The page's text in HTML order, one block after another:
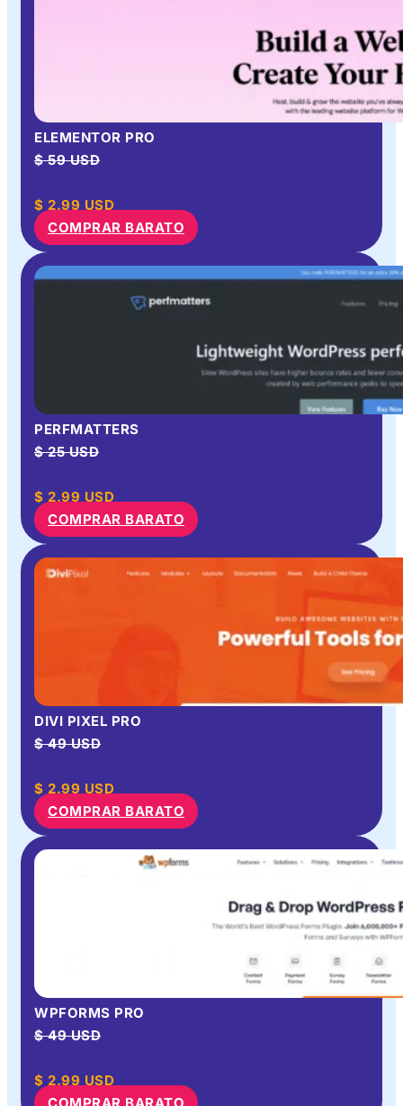
ELEMENTOR PRO
$ 59 USD
$ 2.99 USD
COMPRAR BARATO
PERFMATTERS
$ 25 USD
$ 2.99 USD
COMPRAR BARATO
DIVI PIXEL PRO
$ 49 USD
$ 2.99 USD
COMPRAR BARATO
WPFORMS PRO
$ 49 USD
$ 2.99 USD
COMPRAR BARATO